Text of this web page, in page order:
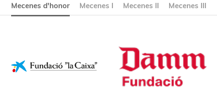
Mecenes d'honor Mecenes I Mecenes II Mecenes III